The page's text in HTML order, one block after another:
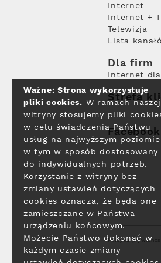
Internet
Internet +
Telewizja
Lista
Dla firm
Internet
Strefa
Facebook
Polityka
Ważne: Strona wykorzystuje
pliki cookies. W ramach naszej
witryny stosujemy pliki
w celu świadczenia Państwu
usług na najwyższym
w tym w sposób dostosowany
do indywidualnych potrzeb.
Korzystanie z witryny bez
zmiany ustawień dotyczących
cookies oznacza, że będą one
zamieszczane w Państwa
urządzeniu końcowym.
Możecie Państwo dokonać w
każdym czasie zmiany